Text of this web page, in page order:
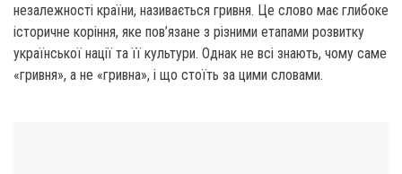
незалежності країни, називається гривня. Це слово має глибоке
історичне коріння, яке пов’язане з різними етапами розвитку
української нації та її культури. Однак не всі знають, чому саме
«гривня», а не «гривна», і що стоїть за цими словами.